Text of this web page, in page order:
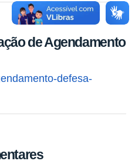
de Agendamento
defesa-